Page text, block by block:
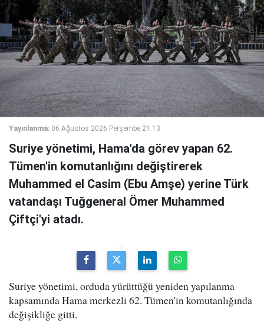
Yayınlanma: 06 Ağustos 2026 Perşembe 21:13
Suriye yönetimi, Hama'da görev yapan 62.
Tümen'in komutanlığını değiştirerek
Muhammed el Casim (Ebu Amşe) yerine Türk
vatandaşı Tuğgeneral Ömer Muhammed
Çiftçi'yi atadı.
Suriye yönetimi, orduda yürüttüğü yeniden yapılanma
kapsamında Hama merkezli 62. Tümen'in komutanlığında
değişikliğe gitti.